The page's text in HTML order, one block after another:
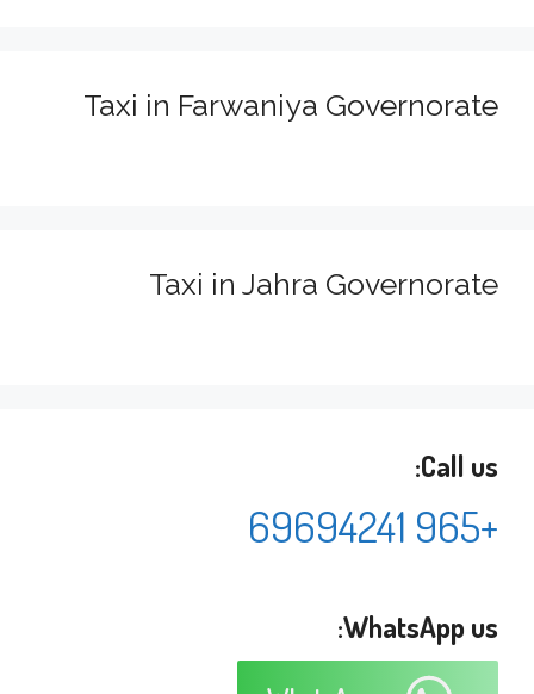
Taxi in Farwaniya Governorate
Taxi in Jahra Governorate
Call us:
+965 69694241
WhatsApp us: